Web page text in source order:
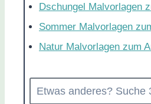
Dschungel Malvorlagen
Sommer Malvorlagen
Natur Malvorlagen zum